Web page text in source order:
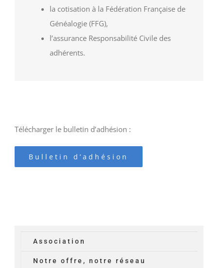
la cotisation à la Fédération Française de
Généalogie (FFG),
l’assurance Responsabilité Civile des
adhérents.
Télécharger le bulletin d’adhésion :
Bulletin d’adhésion
Association
Notre offre, notre réseau